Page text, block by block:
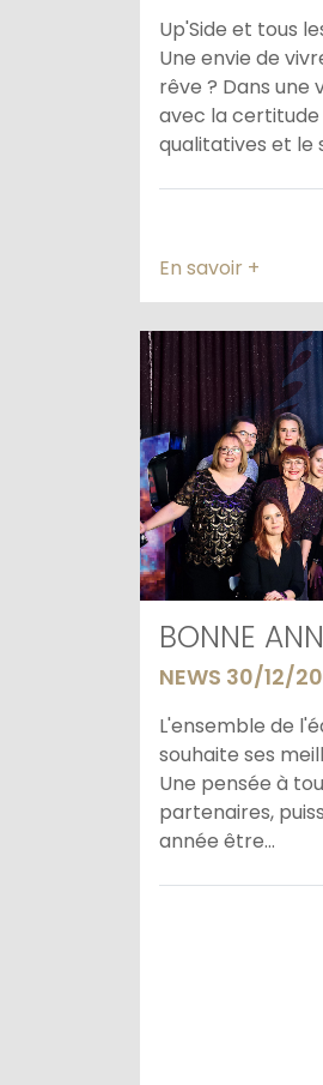
Up'Side et tous
Une envie de
rêve ? Dans une
avec la certitude
qualitatives et le
En savoir +
BONNE
NEWS 30/12/
L'ensemble de
souhaite ses
Une pensée à
partenaires,
année être...